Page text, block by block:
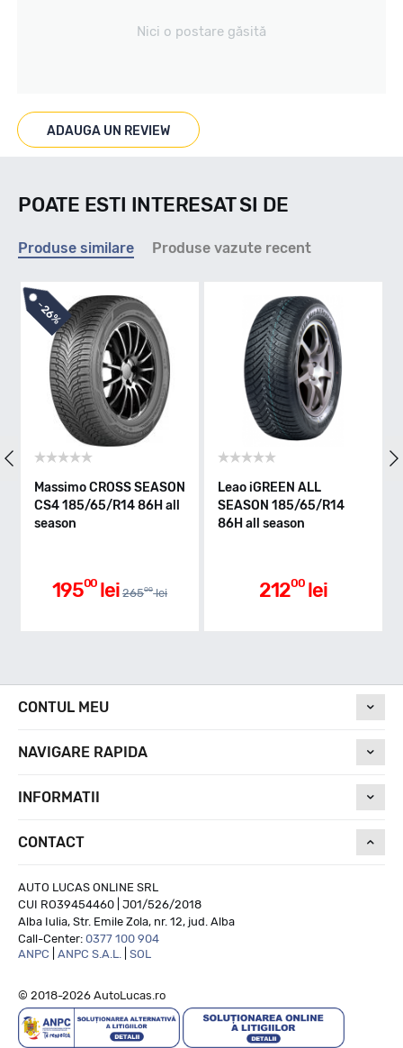
Marcat M+S
Indice viteza
H - max 210km/h
Indice greutate
E
Aderenta pe carosabil ud
Nivel de zgomot
71
Nici o postare găsită
ADAUGA UN REVIEW
POATE ESTI INTERESAT SI DE
Produse similare Produse vazute recent
-26%
Massimo CROSS SEASON
CS4 185/65/R14 86H all
season
19500 lei 26500 lei
Leao iGREEN ALL
SEASON 185/65/R14
86H all season
21200 lei
CONTUL MEU
NAVIGARE RAPIDA
INFORMATII
CONTACT
AUTO LUCAS ONLINE SRL
CUI RO39454460 | J01/526/2018
Alba Iulia, Str. Emile Zola, nr. 12, jud. Alba
Call-Center: 0377 100 904
ANPC
ANPC S.A.L. SOL
© 2018-2026 AutoLucas.ro